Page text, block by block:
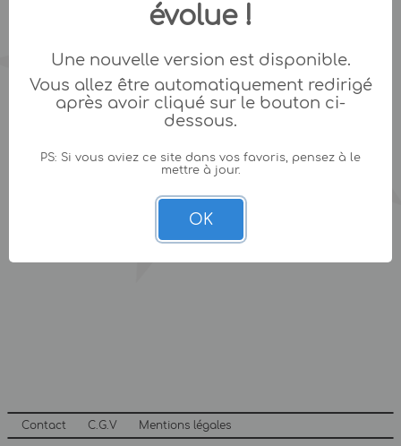
Contact C.G.V Mentions légales
évolue !
Une nouvelle version est disponible.
Vous allez être automatiquement redirigé
après avoir cliqué sur le bouton ci-
dessous.
PS: Si vous aviez ce site dans vos favoris, pensez à le
mettre à jour.
OK